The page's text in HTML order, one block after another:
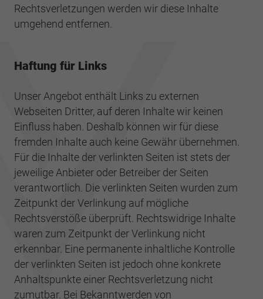
Rechtsverletzungen werden wir diese Inhalte
umgehend entfernen.
Haftung für Links
Unser Angebot enthält Links zu externen
Webseiten Dritter, auf deren Inhalte wir keinen
Einfluss haben. Deshalb können wir für diese
fremden Inhalte auch keine Gewähr übernehmen.
Für die Inhalte der verlinkten Seiten ist stets der
jeweilige Anbieter oder Betreiber der Seiten
verantwortlich. Die verlinkten Seiten wurden zum
Zeitpunkt der Verlinkung auf mögliche
Rechtsverstöße überprüft. Rechtswidrige Inhalte
waren zum Zeitpunkt der Verlinkung nicht
erkennbar. Eine permanente inhaltliche Kontrolle
der verlinkten Seiten ist jedoch ohne konkrete
Anhaltspunkte einer Rechtsverletzung nicht
zumutbar. Bei Bekanntwerden von